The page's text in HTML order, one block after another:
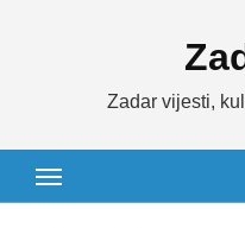
Zadar vijesti,